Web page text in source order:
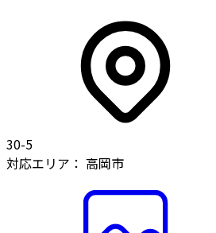
30-5
対応エリア： 高岡市